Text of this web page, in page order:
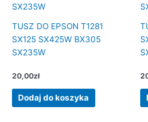
TUSZ DO EPSON T1281
SX125 SX425W BX305
SX235W
20,00zł
Dodaj do koszyka